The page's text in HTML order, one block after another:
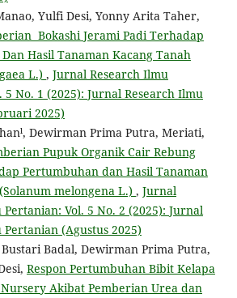
Yulfi Desi, Yonny Arita Taher,
Bokashi Jerami Padi Terhadap
Hasil Tanaman Kacang Tanah
L.) , Jurnal Research Ilmu
5 No. 1 (2025): Jurnal Research Ilmu
2025)
Dewirman Prima Putra, Meriati,
Pupuk Organik Cair Rebung
Pertumbuhan dan Hasil Tanaman
melongena L.) , Jurnal
Vol. 5 No. 2 (2025): Jurnal
(Agustus 2025)
Badal, Dewirman Prima Putra,
Respon Pertumbuhan Bibit Kelapa
Akibat Pemberian Urea dan